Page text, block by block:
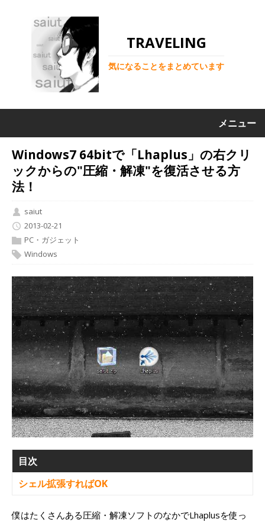
TRAVELING
気になることをまとめています
メニュー
Windows7 64bitで「Lhaplus」の右クリ
ックからの"圧縮・解凍"を復活させる方
法！
saiut
2013-02-21
PC・ガジェット
Windows
目次
シェル拡張すればOK
僕はたくさんある圧縮・解凍ソフトのなかでLhaplusを使っ